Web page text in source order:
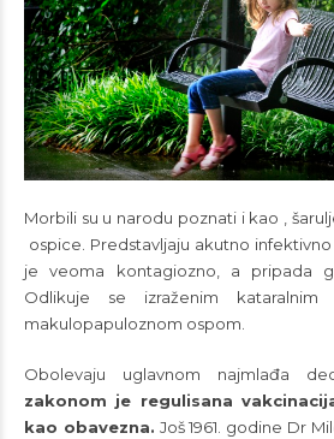
Morbili su u narodu poznati i kao ,
ospice. Predstavljaju akutno
je veoma kontagiozno, a pripada
Odlikuje se izraženim
makulopapuloznom ospom.
Obolevaju uglavnom najmlađa
zakonom je regulisana
kao obavezna. Još 1961. godine Dr